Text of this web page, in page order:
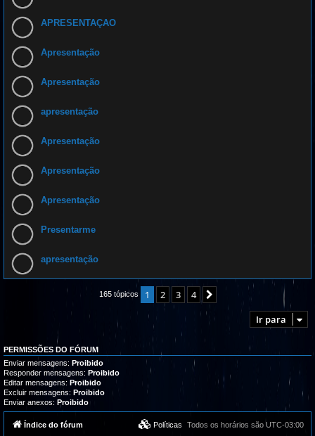
APRESENTAÇAO
Apresentação
Apresentação
apresentação
Apresentação
Apresentação
Apresentação
Presentarme
apresentação
165 tópicos 1 2 3 4
Ir para
PERMISSÕES DO FÓRUM
Enviar mensagens: Proibido
Responder mensagens: Proibido
Editar mensagens: Proibido
Excluir mensagens: Proibido
Enviar anexos: Proibido
Índice do fórum Todos os horários são UTC-03:00
Políticas